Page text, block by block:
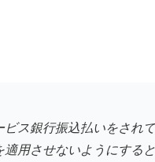
ス銀行振込払いをされ
用させないようにする